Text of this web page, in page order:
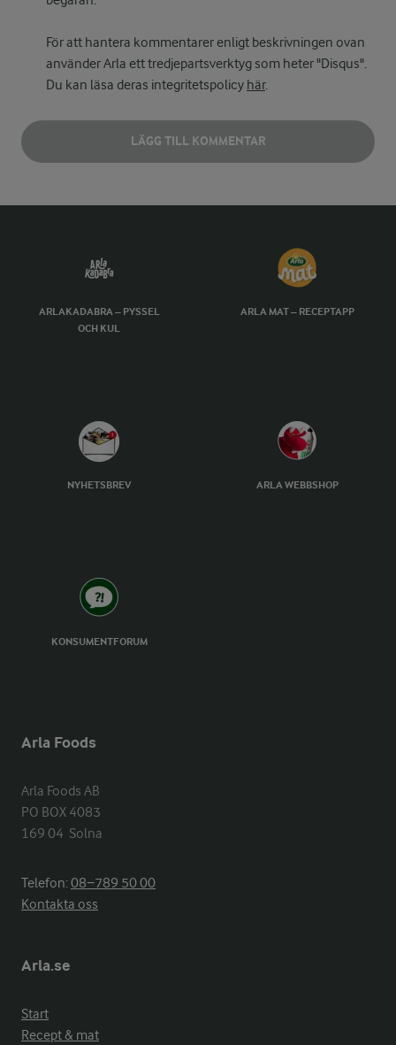
För att hantera kommentarer enligt beskrivningen ovan
använder Arla ett tredjepartsverktyg som heter "Disqus".
Du kan läsa deras integritetspolicy här.
LÄGG TILL KOMMENTAR
ARLAKADABRA – PYSSEL
OCH KUL
ARLA MAT – RECEPTAPP
NYHETSBREV ARLA WEBBSHOP
KONSUMENTFORUM
Arla Foods
Arla Foods AB
PO BOX 4083
169 04  Solna
Telefon:08−789 50 00
Kontakta oss
Arla.se
Start
Recept & mat